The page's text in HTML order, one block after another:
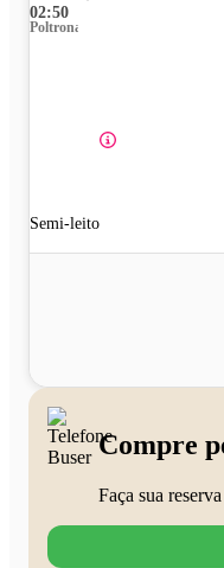
02:50
Poltrona
Semi-leito
Compre
Faça sua